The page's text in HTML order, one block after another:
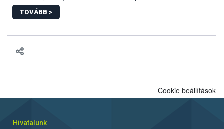
sérülés, illetve ennek veszélye keletkezésekor felmerülő
hatósági feladatokat, valamint a veszélyes eb tartását és annak
vonni az ebek viselkedésének megítélésében jártas szakértőt.
TOVÁBB >
Cookie beállítások
Hivatalunk